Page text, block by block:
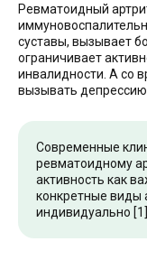
Ревматоидный
суставы, вызывает
ограничивает
инвалидности. А со
вызывать
Современные
ревматоидному
активность как
конкретные виды
индивидуально [1].